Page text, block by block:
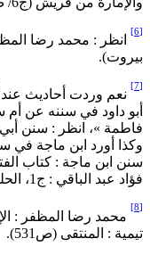
نعم وردت أحاديث عند
داود في سننه عن أم
أورد ابن ماجة في
عبد الباقي : ج1، الحلبي).
: المنتقى (ص531).